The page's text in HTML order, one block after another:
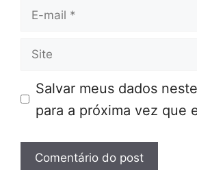
E-
Site
Salvar meus dados
para a próxima vez que